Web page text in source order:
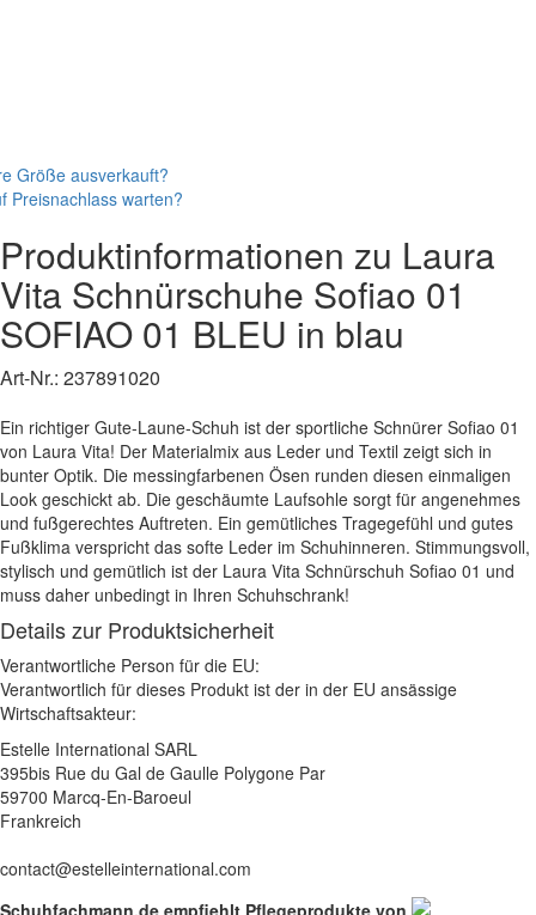
Größe ausverkauft?
Preisnachlass warten?
Produktinformationen zu Laura
Vita Schnürschuhe Sofiao 01
SOFIAO 01 BLEU in blau
Art-Nr.: 237891020
Ein richtiger Gute-Laune-Schuh ist der sportliche Schnürer Sofiao 01
von Laura Vita! Der Materialmix aus Leder und Textil zeigt sich in
bunter Optik. Die messingfarbenen Ösen runden diesen einmaligen
Look geschickt ab. Die geschäumte Laufsohle sorgt für angenehmes
und fußgerechtes Auftreten. Ein gemütliches Tragegefühl und gutes
Fußklima verspricht das softe Leder im Schuhinneren. Stimmungsvoll,
stylisch und gemütlich ist der Laura Vita Schnürschuh Sofiao 01 und
muss daher unbedingt in Ihren Schuhschrank!
Details zur Produktsicherheit
Verantwortliche Person für die EU:
Verantwortlich für dieses Produkt ist der in der EU ansässige
Wirtschaftsakteur:
Estelle International SARL
395bis Rue du Gal de Gaulle Polygone Par
59700 Marcq-En-Baroeul
Frankreich
contact@estelleinternational.com
Schuhfachmann.de empfiehlt Pflegeprodukte von